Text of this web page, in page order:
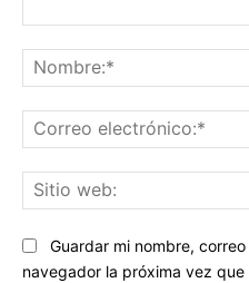
Guardar mi nombre,
navegador la próxima vez que